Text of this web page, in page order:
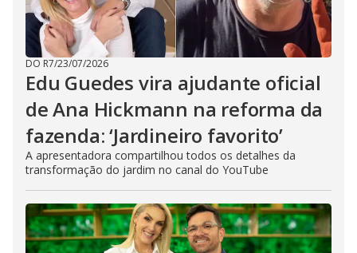
DO R7/23/07/2026
Edu Guedes vira ajudante oficial
de Ana Hickmann na reforma da
fazenda: ‘Jardineiro favorito’
A apresentadora compartilhou todos os detalhes da
transformação do jardim no canal do YouTube